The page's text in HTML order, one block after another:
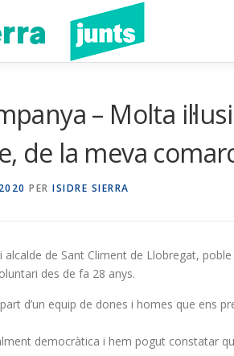
– Molta
de la meva
PER ISIDRE SIERRA
alcalde de Sant Climent de Llobregat,
des de fa 28 anys.
d’un equip de dones i homes que ens
democràtica i hem pogut constatar